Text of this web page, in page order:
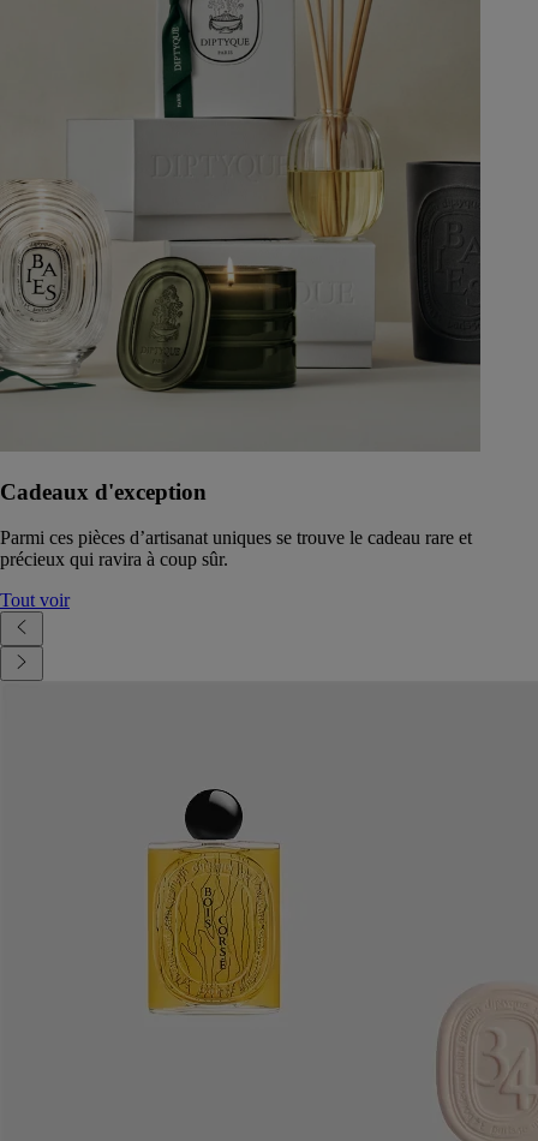
Cadeaux d'exception
Parmi ces pièces d’artisanat uniques se trouve le cadeau rare et
précieux qui ravira à coup sûr.
Tout voir